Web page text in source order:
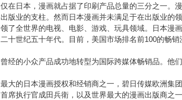
仅在日本，漫画就占据了印刷产品总量的三分之一。
出版业的支柱。然而日本漫画并未满足于在出版业的
领了全世界的电视、电影、游戏、玩具领域。日本漫
二十世纪五十年代。目前，美国市场排名前100的畅销
曾经的小众产品成功地转型为国际跨媒体畅销品。他
最大的日本漫画授权和经销商之一，碧日传媒欧洲集
首席执行官成田兵衛，以及世界最大的漫画出版商之